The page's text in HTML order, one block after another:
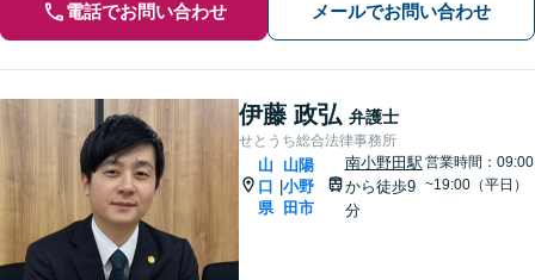
電話でお問い合わせ メールでお問い合わせ
伊藤 政弘 弁護士
せとうち総合法律事務所
山
口
県
山陽
小野
田市
南小野田駅
から徒歩9
分
営業時間：09:00
~19:00（平日）